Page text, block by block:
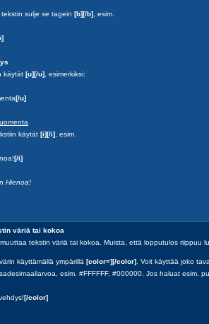
sulje se tagein [b][/b], esim.
käytät [u][/u], esimerkiksi:
[/u]
käytät [i][/i], esim.
[/i]
Hienoa!
väriä tai kokoa
tekstin väriä tai kokoa. Muista, että lopputulos riippuu
käyttämällä ympärillä [color=][/color]. Voit käyttää joko
esim. #FFFFFF, #000000. Jos haluat esim.
[/color]